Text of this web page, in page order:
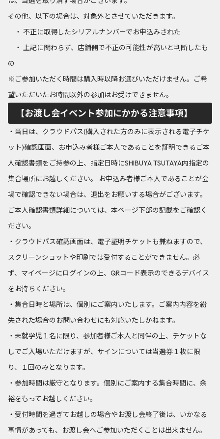
その他、以下の場合は、対象外とさせていただきます。
・ 不正に取得したシリアルナンバーでお申込みされた
・ 上記に関わらず、店舗側で不正の可能性が高いと判断したも
の
※ご参加いただく時間は購入時以降お選びいただけません。ご希
望いただいたお時間以外の参加はお受けできません。
【お渡し会イベント参加にかかる注意事項】
・当日は、クラウドパス(購入された方のみに表示される電子チケ
ット)確認画面、お申込み者様ご本人であることを証明できるご本
人確認書類をご持参の上、指定日時にSHIBUYA TSUTAYA内指定の
集合場所にお越しください。 お申込み者様ご本人であることが会
場で確認できない場合は、退出をお願いする場合がございます。
ご本人確認書類詳細については、本ページ下部の記載をご確認く
ださい。
・クラウドパス確認画面は、電子証明チケットも兼ねますので、
スクリーンショットや印刷では受付することができません。必
ず、マイページにログインの上、QRコード表示のできるデバイス
をお持ちください。
・集合日時と場所は、個別にご案内いたします。ご案内内容を紛
失された場合のお問い合わせにも対応いたしかねます。
・未就学児１名に限り、参加者様ご本人と同伴の上、チケットな
しでご入場いただけますが、サインについては当選券１枚に限
り、１回のみとなります。
・参加時間は厳守となります。個別にご案内する集合時間に、余
裕をもってお越しください。
・受付時間を過ぎてお越しの場合やお渡し会終了後は、いかなる
事情があっても、お渡し会へご参加いただくことは出来ません。